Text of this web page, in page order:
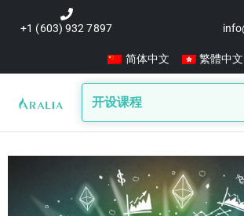
容
+1 (603) 932 7897
简体中文 繁體中文
开设课程